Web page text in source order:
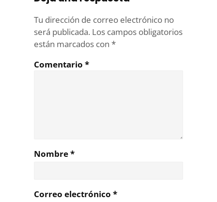
Tu dirección de correo electrónico no
será publicada. Los campos obligatorios
están marcados con *
Comentario *
Nombre*
Correo electrónico *